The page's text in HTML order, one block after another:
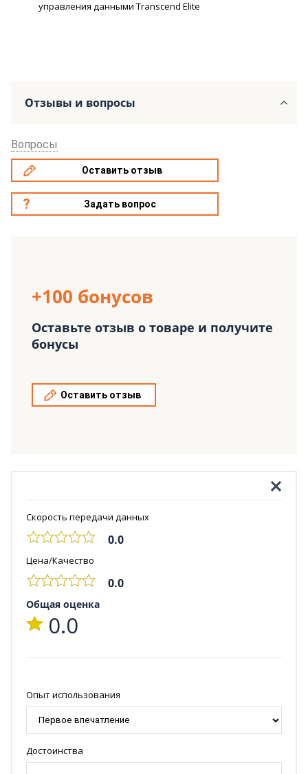
управления данными Transcend Elite
Отзывы и вопросы
Вопросы
Оставить отзыв
Задать вопрос
+100 бонусов
Оставьте отзыв о товаре и получите
бонусы
Оставить отзыв
Скорость передачи данных
0.0
Цена/Качество
0.0
Общая оценка
0.0
Опыт использования
Достоинства